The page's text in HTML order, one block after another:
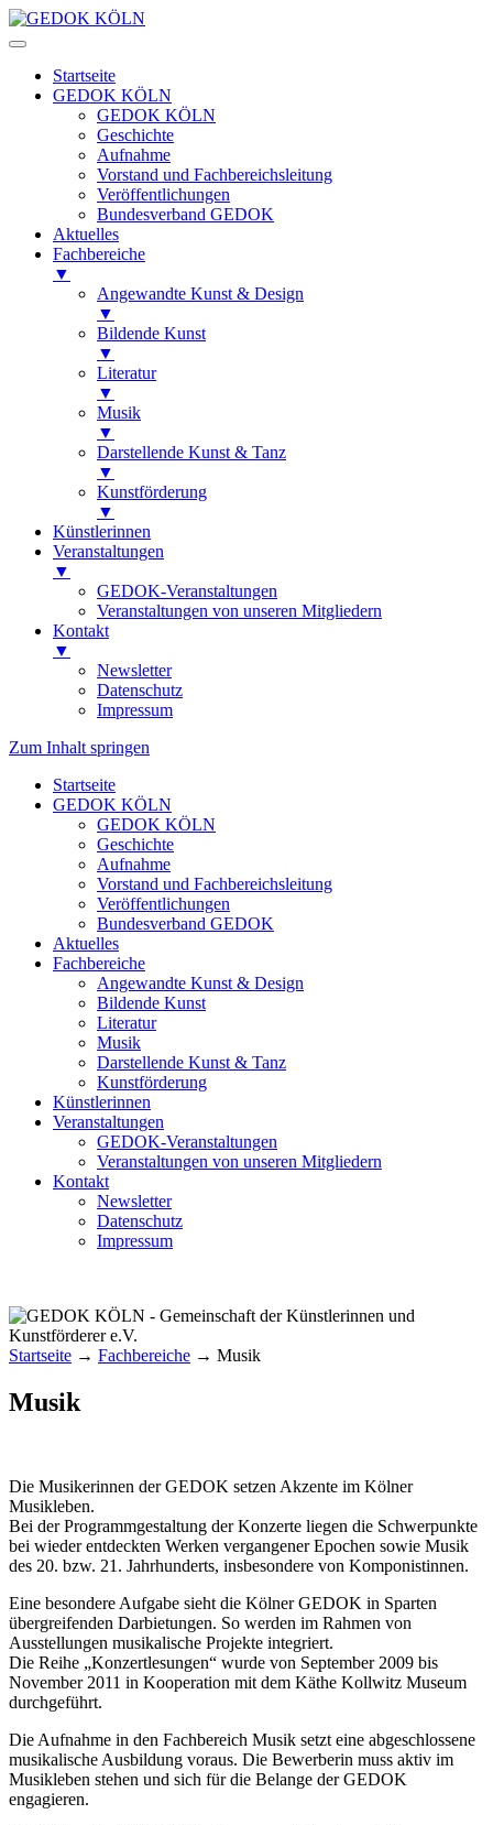
Startseite
GEDOK KÖLN
GEDOK KÖLN
Geschichte
Aufnahme
Vorstand und Fachbereichsleitung
Veröffentlichungen
Bundesverband GEDOK
Aktuelles
Fachbereiche
▼
Angewandte Kunst & Design
▼
Bildende Kunst
▼
Literatur
▼
Musik
▼
Darstellende Kunst & Tanz
▼
Kunstförderung
▼
Künstlerinnen
Veranstaltungen
▼
GEDOK-Veranstaltungen
Veranstaltungen von unseren Mitgliedern
Kontakt
▼
Newsletter
Datenschutz
Impressum
Zum Inhalt springen
Startseite
GEDOK KÖLN
GEDOK KÖLN
Geschichte
Aufnahme
Vorstand und Fachbereichsleitung
Veröffentlichungen
Bundesverband GEDOK
Aktuelles
Fachbereiche
Angewandte Kunst & Design
Bildende Kunst
Literatur
Musik
Darstellende Kunst & Tanz
Kunstförderung
Künstlerinnen
Veranstaltungen
GEDOK-Veranstaltungen
Veranstaltungen von unseren Mitgliedern
Kontakt
Newsletter
Datenschutz
Impressum
GEDOK KÖLN
Gemeinschaft der Künstlerinnen und
Kunstförderer e.V.
Startseite → Fachbereiche → Musik
Musik
Die Musikerinnen der GEDOK setzen Akzente im Kölner
Musikleben.
Bei der Programmgestaltung der Konzerte liegen die Schwerpunkte
bei wieder entdeckten Werken vergangener Epochen sowie Musik
des 20. bzw. 21. Jahrhunderts, insbesondere von Komponistinnen.
Eine besondere Aufgabe sieht die Kölner GEDOK in Sparten
übergreifenden Darbietungen. So werden im Rahmen von
Ausstellungen musikalische Projekte integriert.
Die Reihe „Konzertlesungen“ wurde von September 2009 bis
November 2011 in Kooperation mit dem Käthe Kollwitz Museum
durchgeführt.
Die Aufnahme in den Fachbereich Musik setzt eine abgeschlossene
musikalische Ausbildung voraus. Die Bewerberin muss aktiv im
Musikleben stehen und sich für die Belange der GEDOK
engagieren.